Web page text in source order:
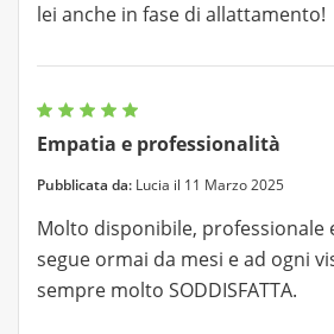
lei anche in fase di allattamento!
Empatia e professionalità
Pubblicata da: Lucia il 11 Marzo 2025
Molto disponibile, professionale
segue ormai da mesi e ad ogni
sempre molto SODDISFATTA.